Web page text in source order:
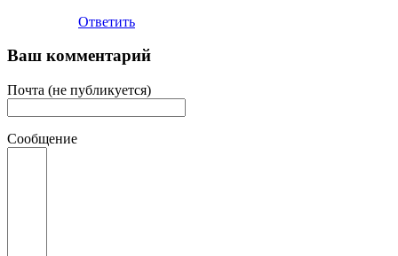
Ответить
Ваш комментарий
Почта (не публикуется)
Сообщение